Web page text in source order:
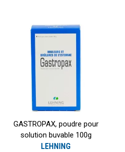
GASTROPAX, poudre pour
solution buvable 100g
LEHNING